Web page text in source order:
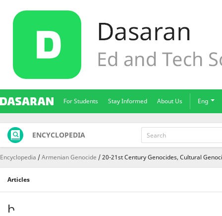
For Students Stay Informed About Us Eng
ENCYCLOPEDIA
Encyclopedia Armenian Genocide 20-21st Century Genocides, Cultural
Articles
Ի